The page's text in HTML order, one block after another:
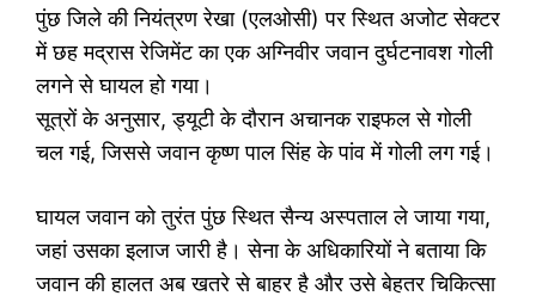
पुंछ जिले की नियंत्रण रेखा (एलओसी) पर स्थित अजोट सेक्टर
में छह मद्रास रेजिमेंट का एक अग्निवीर जवान दुर्घटनावश गोली
लगने से घायल हो गया।
सूत्रों के अनुसार, ड्यूटी के दौरान अचानक राइफल से गोली
चल गई, जिससे जवान कृष्ण पाल सिंह के पांव में गोली लग गई।
घायल जवान को तुरंत पुंछ स्थित सैन्य अस्पताल ले जाया गया,
जहां उसका इलाज जारी है। सेना के अधिकारियों ने बताया कि
जवान की हालत अब खतरे से बाहर है और उसे बेहतर चिकित्सा